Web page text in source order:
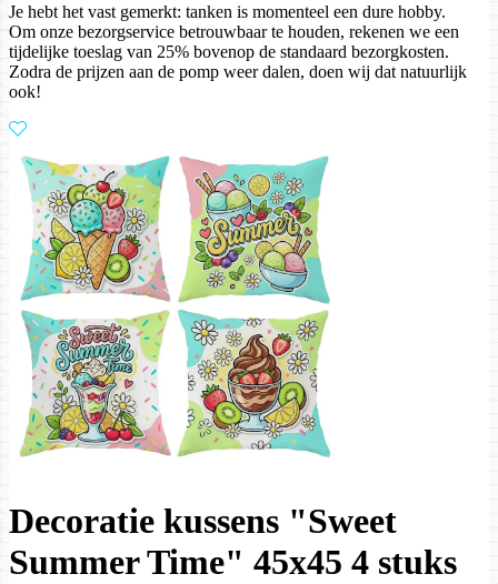
Je hebt het vast gemerkt: tanken is momenteel een dure hobby.
Om onze bezorgservice betrouwbaar te houden, rekenen we een
tijdelijke toeslag van 25% bovenop de standaard bezorgkosten.
Zodra de prijzen aan de pomp weer dalen, doen wij dat natuurlijk
ook!
Decoratie kussens "Sweet
Summer Time" 45x45 4 stuks